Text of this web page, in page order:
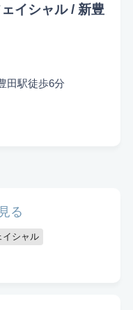
イシャル / 新豊
田駅徒歩6分
る
イシャル